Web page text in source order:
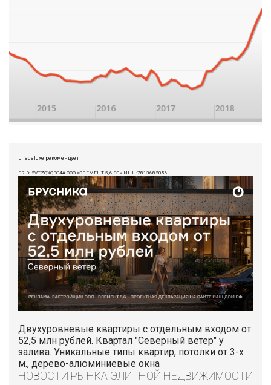
Lifedeluxe рекомендует
ERID: 2VTZQXQDG4A ООО «ЭЛЕМЕНТ 5,6 СЗ» ИНН:7813682056
Двухуровневые квартиры с отдельным входом от
52,5 млн рублей. Квартал "Северный ветер" у
залива. Уникальные типы квартир, потолки от 3-х
м., дерево-алюминиевые окна
НОВОСТИ РЫНКА ЭЛИТНОЙ НЕДВИЖИМОСТИ